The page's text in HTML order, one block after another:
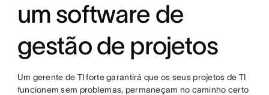
um software de
gestão de projetos
Um gerente de TI forte garantirá que os seus projetos de TI
funcionem sem problemas, permaneçam no caminho certo